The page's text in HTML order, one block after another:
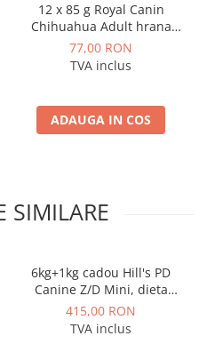
12 x 85 g Royal Canin
Chihuahua Adult hrana
umeda caine
77,00 RON
TVA inclus
ADAUGA IN COS
SIMILARE
6kg+1kg cadou Hill's PD
Canine Z/D Mini, dieta
veterinara pentru caini cu
probleme dermatologice
415,00 RON
TVA inclus